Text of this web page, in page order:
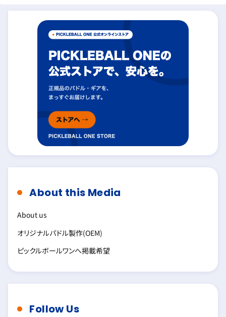
About this Media
About us
オリジナルパドル製作(OEM)
ピックルボールワンへ掲載希望
Follow Us